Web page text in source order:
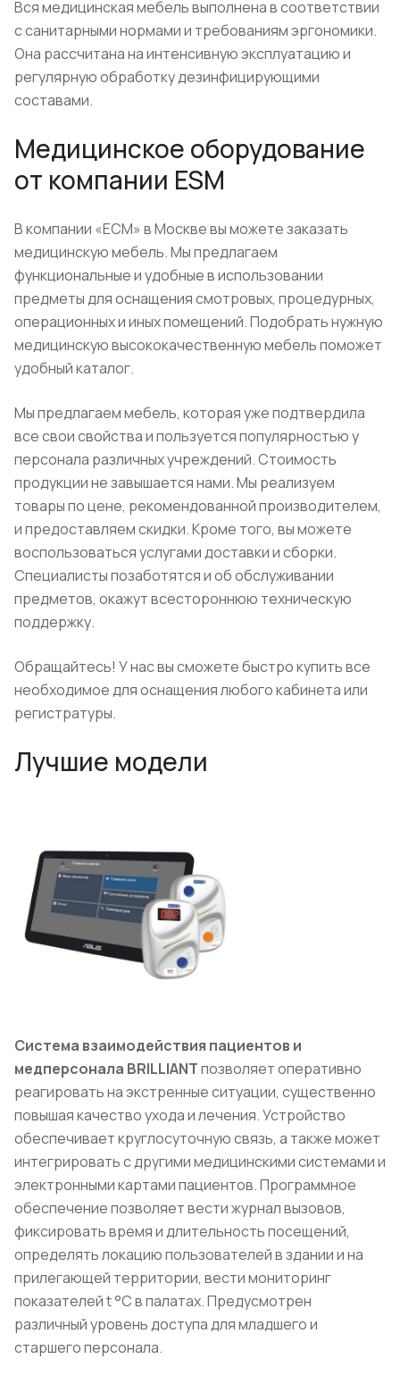
Вся медицинская мебель выполнена в соответствии
с санитарными нормами и требованиям эргономики.
Она рассчитана на интенсивную эксплуатацию и
регулярную обработку дезинфицирующими
составами.
Медицинское оборудование
от компании ESM
В компании «ЕСМ» в Москве вы можете заказать
медицинскую мебель. Мы предлагаем
функциональные и удобные в использовании
предметы для оснащения смотровых, процедурных,
операционных и иных помещений. Подобрать нужную
медицинскую высококачественную мебель поможет
удобный каталог.
Мы предлагаем мебель, которая уже подтвердила
все свои свойства и пользуется популярностью у
персонала различных учреждений. Стоимость
продукции не завышается нами. Мы реализуем
товары по цене, рекомендованной производителем,
и предоставляем скидки. Кроме того, вы можете
воспользоваться услугами доставки и сборки.
Специалисты позаботятся и об обслуживании
предметов, окажут всестороннюю техническую
поддержку.
Обращайтесь! У нас вы сможете быстро купить все
необходимое для оснащения любого кабинета или
регистратуры.
Лучшие модели
Система взаимодействия пациентов и
медперсонала BRILLIANTпозволяет оперативно
реагировать на экстренные ситуации, существенно
повышая качество ухода и лечения. Устройство
обеспечивает круглосуточную связь, а также может
интегрировать с другими медицинскими системами и
электронными картами пациентов. Программное
обеспечение позволяет вести журнал вызовов,
фиксировать время и длительность посещений,
определять локацию пользователей в здании и на
прилегающей территории, вести мониторинг
показателей t °C в палатах. Предусмотрен
различный уровень доступа для младшего и
старшего персонала.